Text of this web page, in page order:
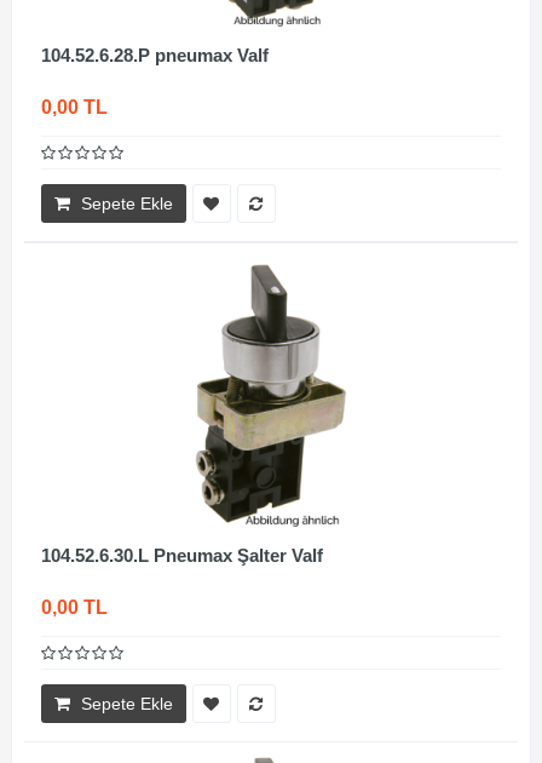
104.52.6.28.P pneumax Valf
0,00 TL
Sepete Ekle
104.52.6.30.L Pneumax Şalter Valf
0,00 TL
Sepete Ekle